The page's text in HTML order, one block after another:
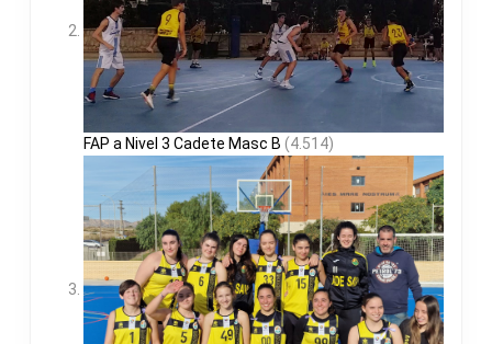
FAP a Nivel 3 Cadete Masc B (4.514)